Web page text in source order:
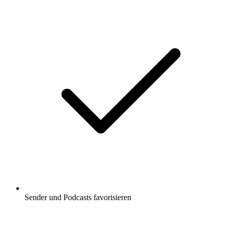
Sender und Podcasts favorisieren